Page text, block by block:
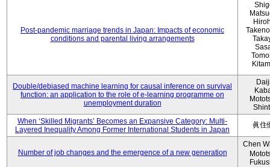
Post-pandemic marriage trends in Japan: Impacts of economic
conditions and parental living arrangements
Double/debiased machine learning for causal inference on survival
function: an application to the role of e-learning programme on
unemployment duration
When ‘Skilled Migrants’ Becomes an Expansive Category: Multi-
Layered Inequality Among Former International Students in Japan
眞住
Number of job changes and the emergence of a new generation
Chen